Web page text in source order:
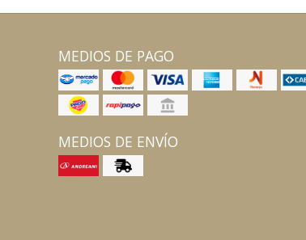
MEDIOS DE PAGO
MEDIOS DE ENVÍO